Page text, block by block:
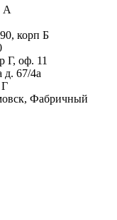
А
корп Б
Г, оф. 11
67/4а
Г
Фабричный